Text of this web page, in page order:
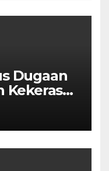
Dugaan
Phone